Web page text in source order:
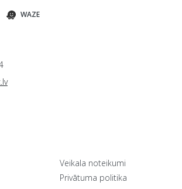
WAZE
Veikala noteikumi
Privātuma politika